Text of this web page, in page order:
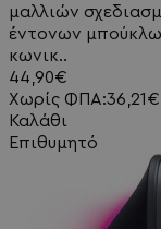
μαλλιών
έντονων
κωνικ..
44,90€
Χωρίς ΦΠΑ:36,21€
Καλάθι
Επιθυμητό